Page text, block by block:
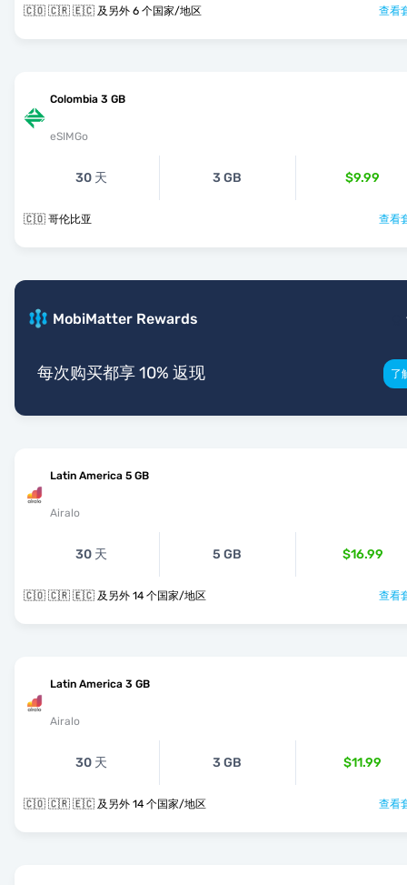
🇨🇴 🇨🇷 🇪🇨 及另外 6 个国家/地区 查看
Colombia 3 GB
eSIMGo
30 天 3 GB $9.99
🇨🇴 哥伦比亚 查看
MobiMatter Rewards
每次购买都享 10% 返现 了
Latin America 5 GB
Airalo
30 天 5 GB $16.99
🇨🇴 🇨🇷 🇪🇨 及另外 14 个国家/地区 查看
Latin America 3 GB
Airalo
30 天 3 GB $11.99
🇨🇴 🇨🇷 🇪🇨 及另外 14 个国家/地区 查看